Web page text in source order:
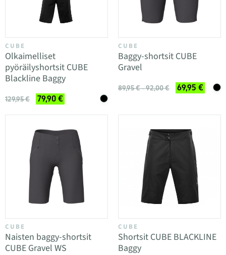
CUBE
Olkaimelliset
pyöräilyshortsit CUBE
Blackline Baggy
129,95 € 79,90 €
CUBE
Baggy-shortsit CUBE
Gravel
89,95 € - 92,00 € 69,95 €
CUBE
Naisten baggy-shortsit
CUBE Gravel WS
CUBE
Shortsit CUBE BLACKLINE
Baggy